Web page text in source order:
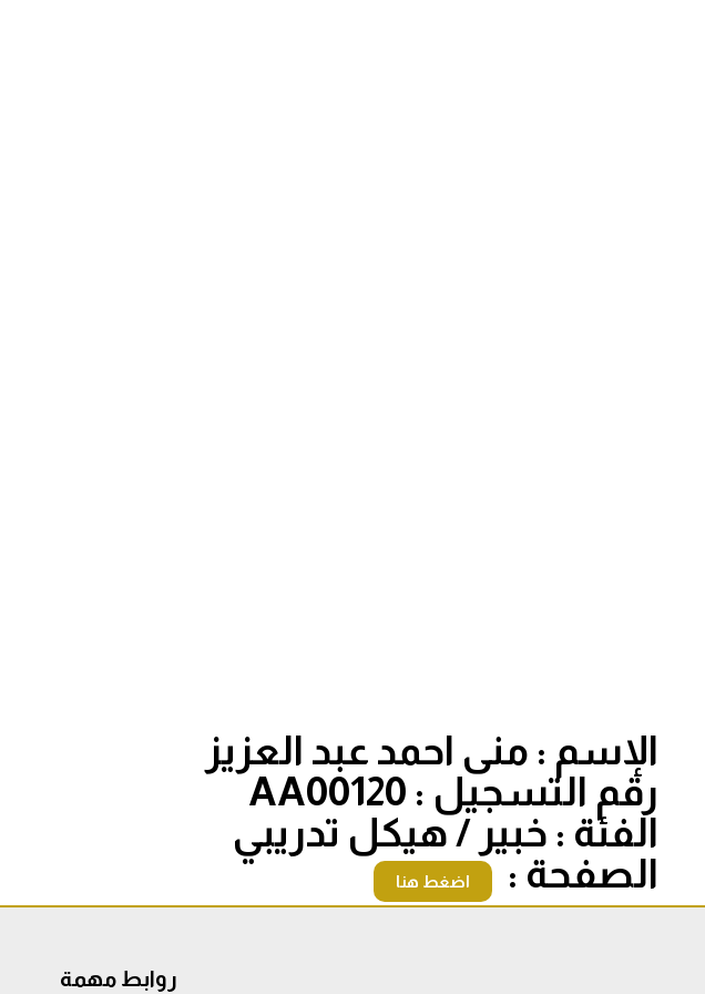
الإسم : منى احمد عبد العزيز
رقم التسجيل : AA00120
الفئة : خبير / هيكل تدريبي
الصفحة :
اضغط هنا
روابط مهمة